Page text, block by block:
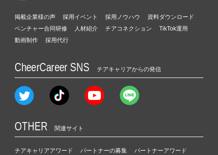
掲載企業様の声 採用イベント 採用ノウハウ
資料ダウンロード
ベンチャー合同研修
人材紹介 チアコネクション
TikTok運用
動画制作
採用代行
CheerCareer SNS チアキャリアからの発信
OTHER 関連サイト
チアキャリアアワード パートナーの募集 パートナーアワード